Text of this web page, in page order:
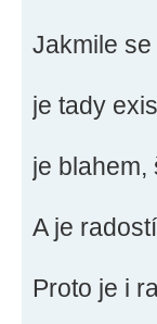
Jakmile
je tady
je blahem,
A je
Proto je i